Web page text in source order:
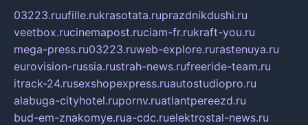
03223.ruufille.rukrasotata.ruprazdnikdushi.ru
veetbox.rucinemapost.ruciam-fr.rukraft-you.ru
mega-press.ru03223.ruweb-explore.rurastenuya.ru
eurovision-russia.rustrah-news.rufreeride-team.ru
itrack-24.rusexshopexpress.ruautostudiopro.ru
alabuga-cityhotel.rupornv.ruatlantpereezd.ru
bud-em-znakomye.rua-cdc.ruelektrostal-news.ru